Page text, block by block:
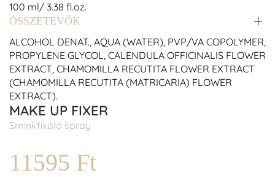
100 ml/ 3.38 fl.oz.
ÖSSZETEVŐK
ALCOHOL DENAT., AQUA (WATER), PVP/VA COPOLYMER,
PROPYLENE GLYCOL, CALENDULA OFFICINALIS FLOWER
EXTRACT, CHAMOMILLA RECUTITA FLOWER EXTRACT
(CHAMOMILLA RECUTITA (MATRICARIA) FLOWER
EXTRACT).
MAKE UP FIXER
Sminkfixáló spray
11595 Ft